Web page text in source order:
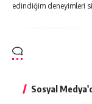
edindiğim deneyimleri
Sosyal